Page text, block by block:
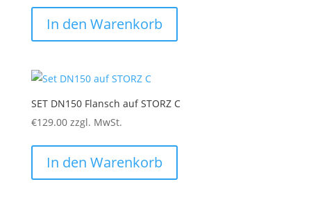
In den Warenkorb
SET DN150 Flansch auf STORZ C
€129.00 zzgl. MwSt.
In den Warenkorb